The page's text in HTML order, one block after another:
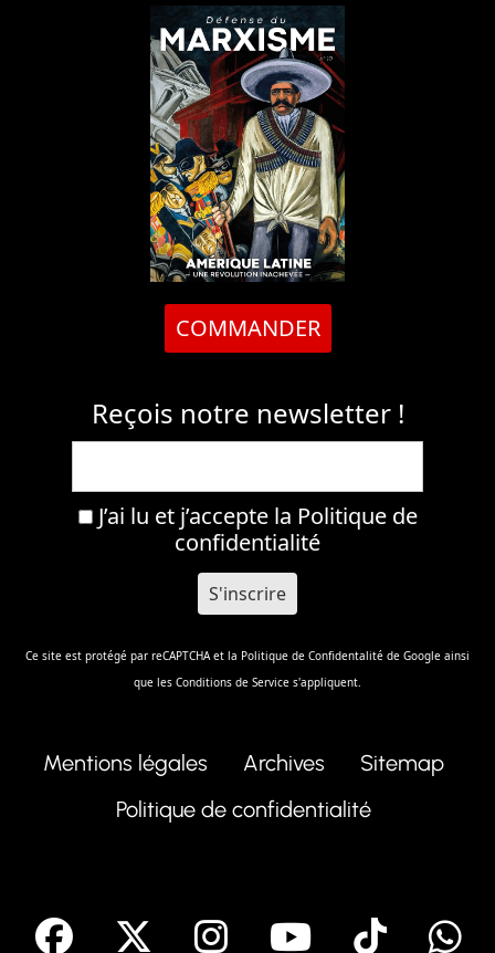
COMMANDER
Reçois notre newsletter !
J’ai lu et j’accepte la Politique de
confidentialité
Ce site est protégé par reCAPTCHA et la Politique de Confidentalité de Google ainsi
que les Conditions de Service s'appliquent.
Mentions légales Archives
Sitemap
Politique de confidentialité
facebook Instagram
Youtube
Tik